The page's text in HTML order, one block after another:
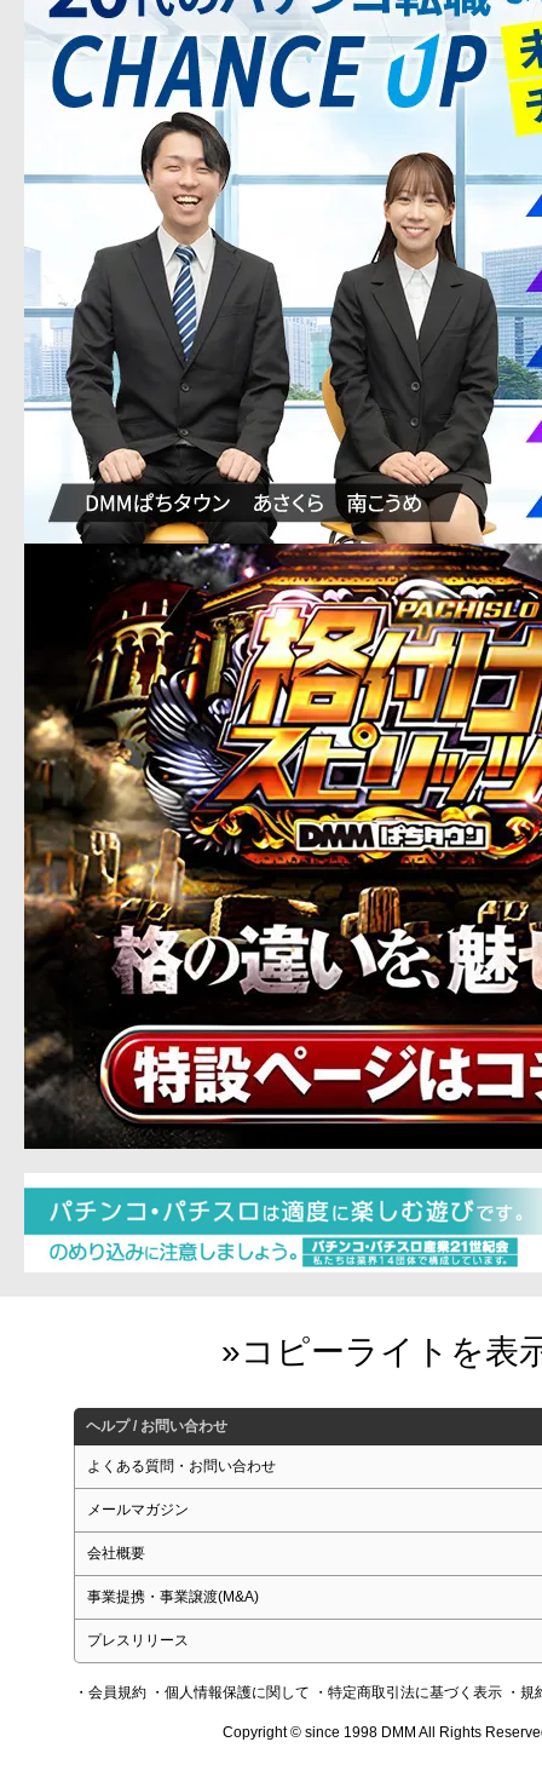
ヘルプ / お問い合わせ
よくある質問・お問い合わせ
メールマガジン
会社概要
事業提携・事業譲渡(M&A)
プレスリリース
・会員規約 ・個人情報保護に関して ・特定商取引法に基づく表示 ・規
Copyright © since 1998 DMM All Rights